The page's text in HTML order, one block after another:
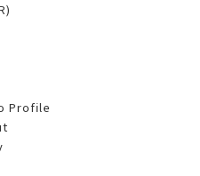
Profile